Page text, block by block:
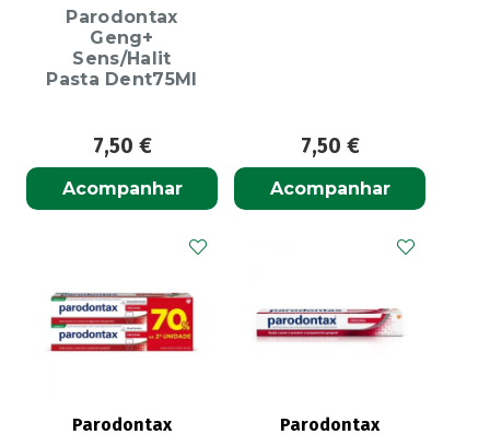
Parodontax
Geng+
Sens/Halit
Pasta Dent75Ml
7,50 €
Acompanhar
7,50 €
Acompanhar
Parodontax
Parodontax